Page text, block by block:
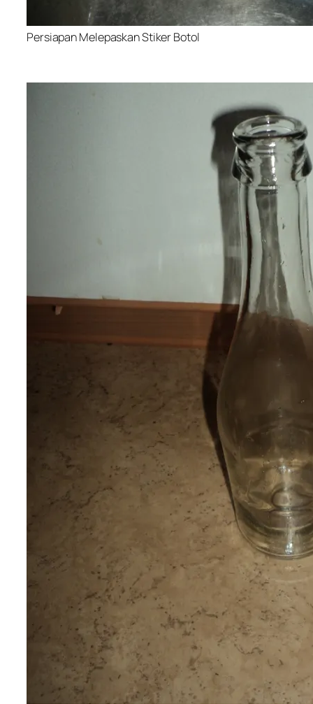
Persiapan Melepaskan Stiker Botol